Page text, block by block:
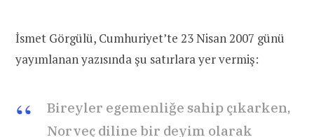
İsmet Görgülü, Cumhuriyet’te 23 Nisan 2007 günü
yayımlanan yazısında şu satırlara yer vermiş:
Bireyler egemenliğe sahip çıkarken,
Norveç diline bir deyim olarak